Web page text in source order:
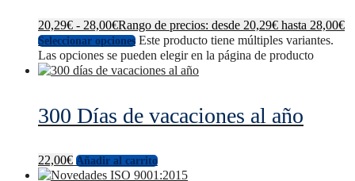
20,29€ - 28,00€Rango de precios: desde 20,29€ hasta 28,00€
Seleccionar opciones Este producto tiene múltiples variantes.
Las opciones se pueden elegir en la página de producto
300 Días de vacaciones al año
22,00€ Añadir al carrito